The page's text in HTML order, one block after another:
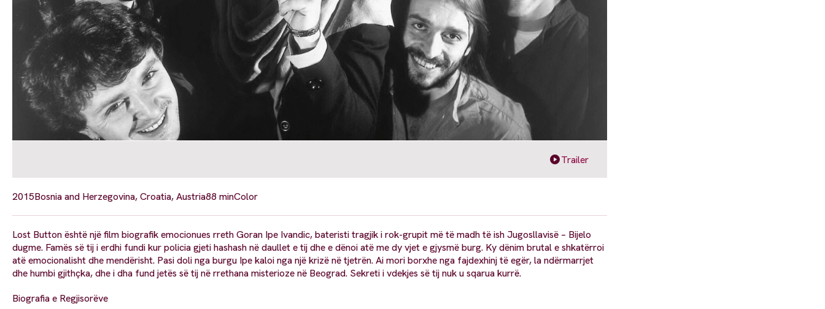
Trailer
2015Bosnia and Herzegovina, Croatia, Austria88 minColor
Lost Button është një film biografik emocionues rreth Goran Ipe Ivandic, bateristi tragjik i rok-grupit më të madh të ish Jugosllavisë – Bijelo
dugme. Famës së tij i erdhi fundi kur policia gjeti hashash në daullet e tij dhe e dënoi atë me dy vjet e gjysmë burg. Ky dënim brutal e shkatërroi
atë emocionalisht dhe mendërisht. Pasi doli nga burgu Ipe kaloi nga një krizë në tjetrën. Ai mori borxhe nga fajdexhinj të egër, la ndërmarrjet
dhe humbi gjithçka, dhe i dha fund jetës së tij në rrethana misterioze në Beograd. Sekreti i vdekjes së tij nuk u sqarua kurrë.
Biografia e Regjisorëve